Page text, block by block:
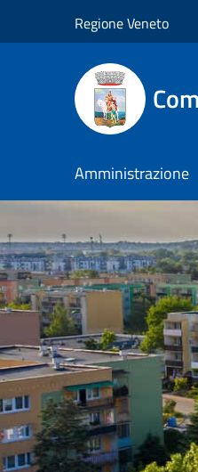
Regione Veneto
Amministrazione